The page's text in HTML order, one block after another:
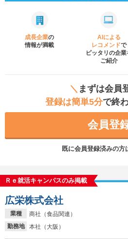
成長企業の
情報が満載
AIによる
レコメンドで
ピッタリの企業
ご紹介
＼ まずは会員
登録は簡単5分で終
会員登
既に会員登録済みの方
Ｒｅ就活キャンパスのみ掲載
業種
商社（食品関連）
勤務地
本社（大阪）
広栄株式会社